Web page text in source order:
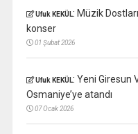
Ufuk KEKÜL: Müzik
konser
01 Şubat 2026
Ufuk KEKÜL: Yeni Giresun
Osmaniye’ye atandı
07 Ocak 2026